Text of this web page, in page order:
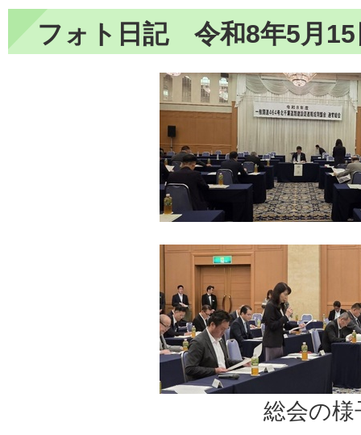
フォト日記 令和8年5月15
総会の様